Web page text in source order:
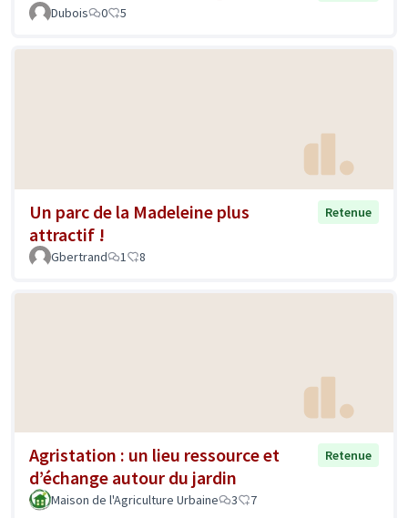
Dubois
0 5
Un parc de la Madeleine plus
attractif !
Retenue
Gbertrand 1 8
Agristation : un lieu ressource et
d’échange autour du jardin
Retenue
Maison de l'Agriculture Urbaine 3 7